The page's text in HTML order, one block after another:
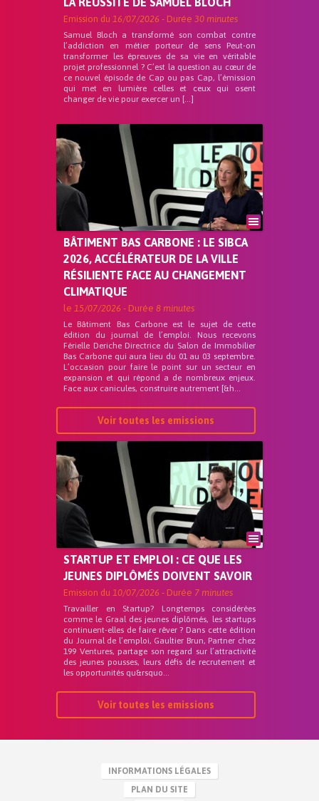
Emission du 16/07/2026 - Durée 30 minutes
Samuel Bloch a transformé son combat contre
l’addiction en métier porteur de sens Peut-on
transformer les épreuves de sa vie en véritable
projet professionnel ? C’est la question au cœur de
ce nouvel épisode de Cap ou pas Cap, l’émission
qui met en lumière celles et ceux qui osent
changer de vie pour exercer un […]
BÂTIMENT BAS CARBONE : LE SIBCA
2026, ACCÉLÉRATEUR DE LA VILLE
RÉSILIENTE FACE AU CHANGEMENT
CLIMATIQUE
le 15/07/2026 - Durée 8 minutes
Le Bâtiment Bas Carbone est le sujet de cette
édition du journal de l’emploi. Nous recevons
Férielle Deriche Directrice du Salon de Immobilier
Bas Carbone qui aura lieu du 01 au 03 septembre.
L’occasion pour faire le point sur un secteur en
expansion et qui répond a de nombreux enjeux.
Face aux canicules, construire autrement [&h...
Voir toutes les emissions
STARTUP ET EMPLOI : CE QUE LES
JEUNES DIPLÔMÉS DOIVENT SAVOIR
Emission du 10/07/2026 - Durée 7 minutes
Travailler en Startup? Longtemps considérées
comme le Graal des jeunes diplômés, les startups
continuent-elles de faire rêver ? Dans cette édition
du Journal de l’emploi, Gaultier Brun, Partner chez
199 Ventures, partage son regard sur l’attractivité
des jeunes pousses, leurs défis de recrutement et
les opportunités qu&rsquo...
Voir toutes les emissions
INFORMATIONS LÉGALES
PLAN DU SITE